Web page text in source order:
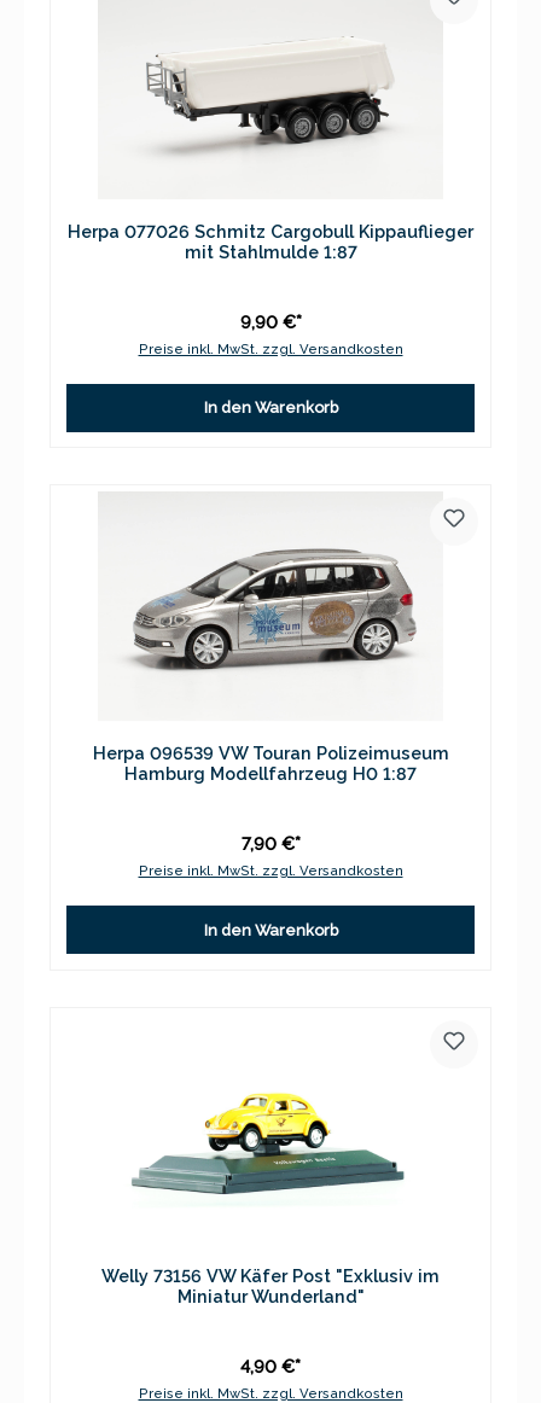
Herpa 077026 Schmitz Cargobull Kippauflieger
mit Stahlmulde 1:87
9,90 €*
Preise inkl. MwSt. zzgl. Versandkosten
In den Warenkorb
Herpa 096539 VW Touran Polizeimuseum
Hamburg Modellfahrzeug H0 1:87
7,90 €*
Preise inkl. MwSt. zzgl. Versandkosten
In den Warenkorb
Welly 73156 VW Käfer Post "Exklusiv im
Miniatur Wunderland"
4,90 €*
Preise inkl. MwSt. zzgl. Versandkosten